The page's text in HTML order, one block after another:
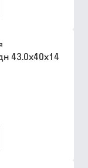
43.0х40х14